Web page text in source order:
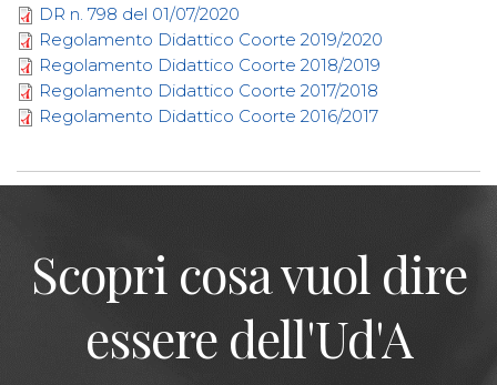
DR n. 798 del 01/07/2020
Regolamento Didattico Coorte 2019/2020
Regolamento Didattico Coorte 2018/2019
Regolamento Didattico Coorte 2017/2018
Regolamento Didattico Coorte 2016/2017
Scopri cosa vuol dire
essere dell'Ud'A